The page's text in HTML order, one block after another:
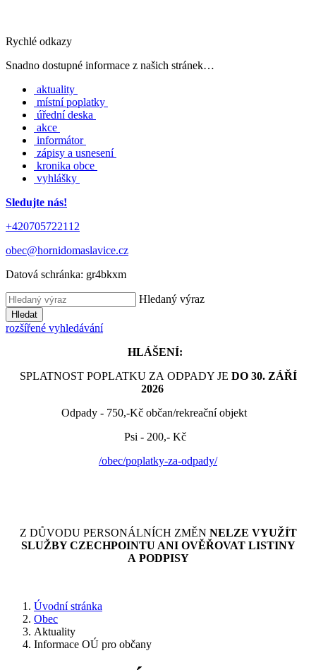
Rychlé odkazy
Snadno dostupné informace z našich stránek…
aktuality
místní poplatky
úřední deska
akce
informátor
zápisy a usnesení
kronika obce
vyhlášky
Sledujte nás!
+420705722112
obec@hornidomaslavice.cz
Datová schránka: gr4bkxm
Hledaný výraz
Hledat
rozšířené vyhledávání
HLÁŠENÍ:
SPLATNOST POPLATKU ZA ODPADY JE DO 30. ZÁŘÍ
2026
Odpady - 750,-Kč občan/rekreační objekt
Psi - 200,- Kč
/obec/poplatky-za-odpady/
Z DŮVODU PERSONÁLNÍCH ZMĚN NELZE VYUŽÍT
SLUŽBY CZECHPOINTU ANI OVĚŘOVAT LISTINY
A PODPISY
Úvodní stránka
Obec
Aktuality
Informace OÚ pro občany